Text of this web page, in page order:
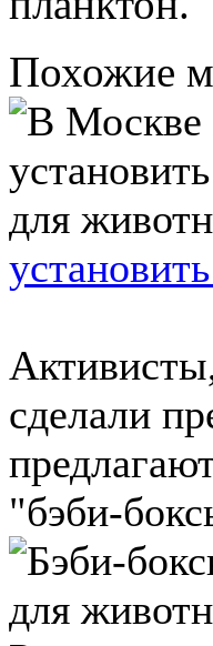
Похожие
сделали
"бэби-